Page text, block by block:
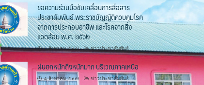
ขอความร่วมมือขับเคลื่อนการสื่อสาร
ประชาสัมพันธ์ พระราชบัญญัติควบคุมโรค
จากการประกอบอาชีพ และโรคจากสิ่ง
แวดล้อม พ.ศ. ๒๕๖๒
6 สิงหาคม 2569 ข่าวประชาสัมพันธ์
ฝนตกหนักถึงหนักมาก บริเวณภาคเหนือ
4 สิงหาคม 2569 ข่าวประชาสัมพันธ์